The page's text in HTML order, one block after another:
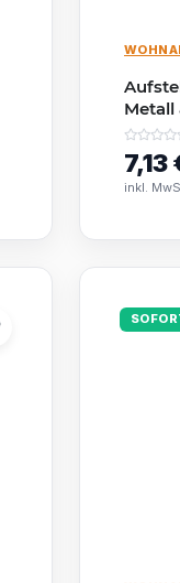
Metall
7,13
inkl.